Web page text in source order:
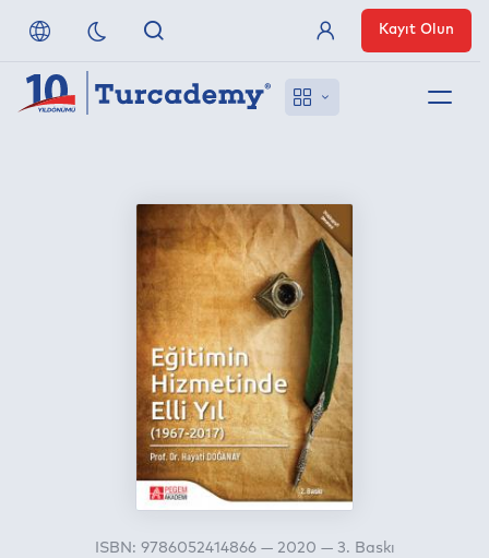
Referanslarımız
Uzaktan Erişim
Anlaşmalı Yayınevleri
Üye Girişi
Kayıt Olun
ISBN: 9786052414866 — 2020 — 3. Baskı